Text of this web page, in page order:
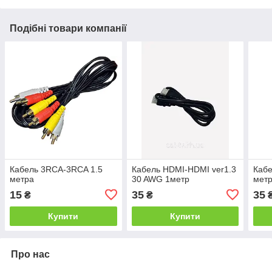
Подібні товари компанії
Кабель 3RCA-3RCA 1.5
метра
15 ₴
Купити
Кабель HDMI-HDMI ver1.3
30 AWG 1метр
35₴
Купити
35
Про нас